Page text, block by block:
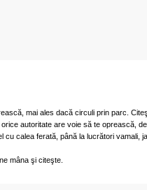
mai ales dacă circuli prin parc.
autoritate are voie să te oprească,
cu calea ferată, până la lucrători vamali,
mâna şi citeşte.